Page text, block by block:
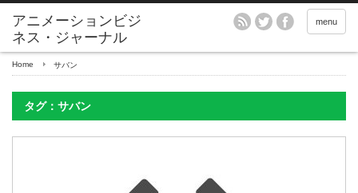
アニメーションビジ
ネス・ジャーナル
menu
Home サバン
タグ：サバン